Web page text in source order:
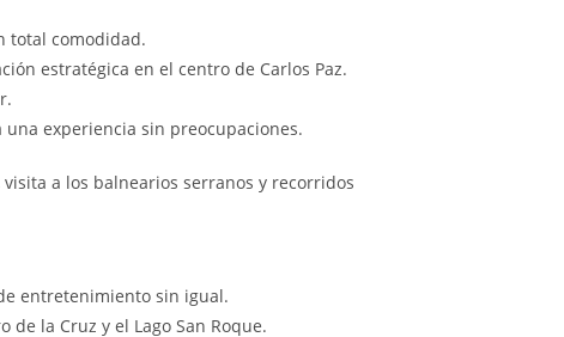
total comodidad.
estratégica en el centro de Carlos Paz.
experiencia sin preocupaciones.
a los balnearios serranos y recorridos
entretenimiento sin igual.
de la Cruz y el Lago San Roque.